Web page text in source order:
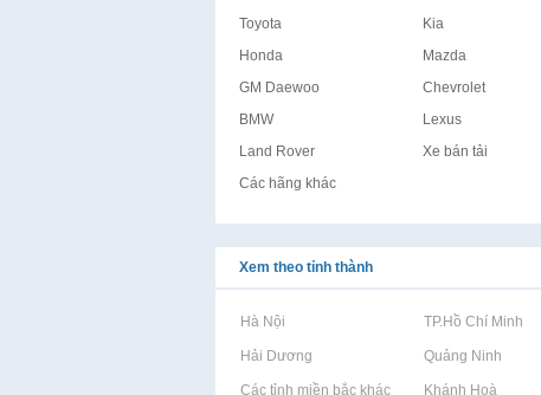
Toyota Kia
Honda
Mazda
GM Daewoo
Chevrolet
BMW
Lexus
Land Rover
Xe bán tải
Các hãng khác
Xem theo tỉnh thành
Rao vặt tại Hà Nội Rao vặt tại TP.Hồ Chí Minh
Rao vặt tại Hải Dương Rao vặt tại Quảng Ninh
Rao vặt tại Các tỉnh miền bắc khácRao vặt tại Khánh Hoà